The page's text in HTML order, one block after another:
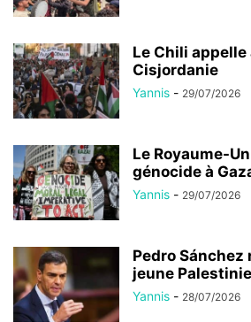
Le Chili appelle
Cisjordanie
Yannis - 29/07/2026
Le Royaume-
génocide à
Yannis - 29/07/2026
Pedro Sánchez
jeune
Yannis - 28/07/2026